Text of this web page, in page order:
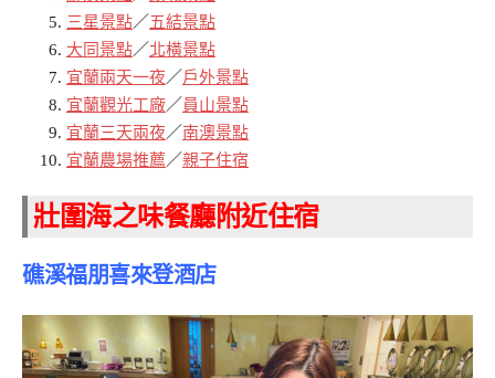
三星景點／五結景點
大同景點／北橫景點
宜蘭兩天一夜／ 戶外景點
宜蘭觀光工廠／ 員山景點
宜蘭三天兩夜／南澳景點
宜蘭農場推薦／親子住宿
壯圍海之味餐廳附近住宿
礁溪福朋喜來登酒店